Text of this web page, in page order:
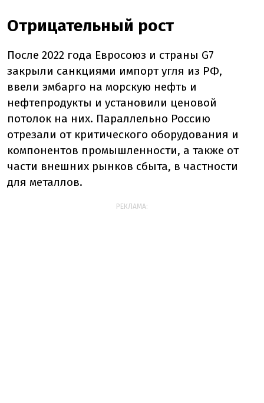
Отрицательный рост
После 2022 года Евросоюз и страны G7
закрыли санкциями импорт угля из РФ,
ввели эмбарго на морскую нефть и
нефтепродукты и установили ценовой
потолок на них. Параллельно Россию
отрезали от критического оборудования и
компонентов промышленности, а также от
части внешних рынков сбыта, в частности
для металлов.
РЕКЛАМА: